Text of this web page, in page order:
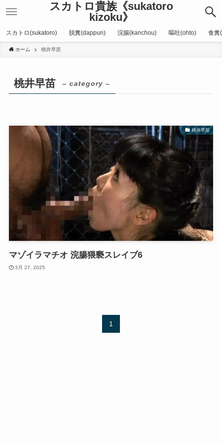
スカトロ貴族《sukatoro
kizoku》
スカトロ(sukatoro) 脱糞(dappun) 浣腸(kanchou) 嘔吐(ohto) 食糞
ホーム 桃井早苗
桃井早苗 – category –
桃井早苗
マゾイラマチオ 浣腸猥褻スレイブ6
3月 27, 2025
1